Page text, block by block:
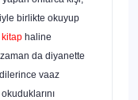
birlikte okuyup
kitap ha­line
da di­yanette
vaaz